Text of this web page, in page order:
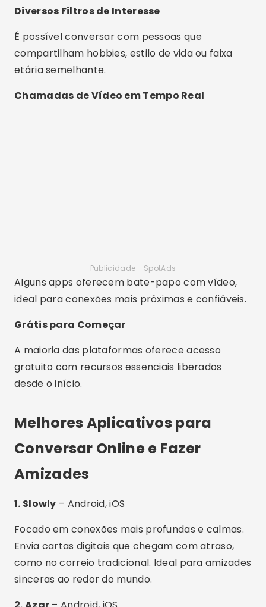
Diversos Filtros de Interesse
É possível conversar com pessoas que
compartilham hobbies, estilo de vida ou faixa
etária semelhante.
Chamadas de Vídeo em Tempo Real
Melhores Aplicativos para
Conversar Online e Fazer
Amizades
1. Slowly– Android, iOS
Focado em conexões mais profundas e calmas.
como no correio tradicional. Ideal para amizades
sinceras ao redor do mundo.
2. Azar– Android, iOS
Permite conversar com vídeo com pessoas
aleatórias. Filtros por região e gênero, com
para quem quer conhecer gente nova em
tempo real.
3. Tandem – Android, iOS, Web